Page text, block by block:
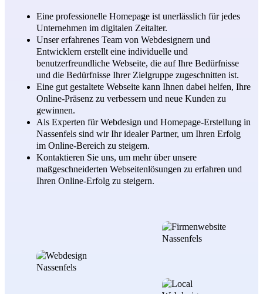
Eine professionelle Homepage ist unerlässlich für jedes
Unternehmen im digitalen Zeitalter.
Unser erfahrenes Team von Webdesignern und
Entwicklern erstellt eine individuelle und
benutzerfreundliche Webseite, die auf Ihre Bedürfnisse
und die Bedürfnisse Ihrer Zielgruppe zugeschnitten ist.
Eine gut gestaltete Webseite kann Ihnen dabei helfen, Ihre
Online-Präsenz zu verbessern und neue Kunden zu
gewinnen.
Als Experten für Webdesign und Homepage-Erstellung in
Nassenfels sind wir Ihr idealer Partner, um Ihren Erfolg
im Online-Bereich zu steigern.
Kontaktieren Sie uns, um mehr über unsere
maßgeschneiderten Webseitenlösungen zu erfahren und
Ihren Online-Erfolg zu steigern.